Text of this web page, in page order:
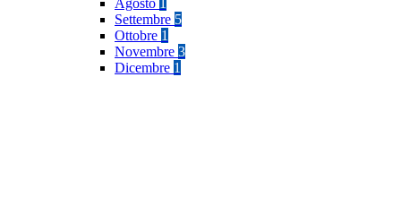
Agosto 1
Settembre 5
Ottobre 1
Novembre 3
Dicembre 1